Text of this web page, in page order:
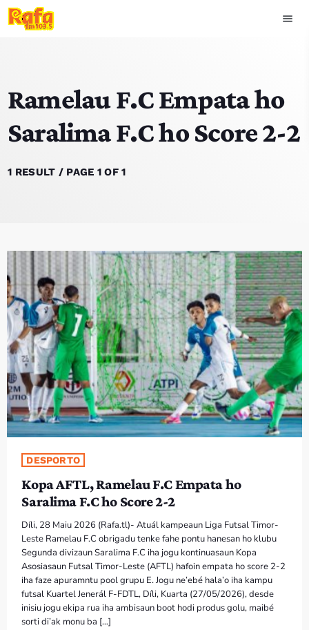
menu
play_arrow OUVIR RAFA
HOME
TOP 15
PODCAST SIRA
PROGRAMA SIRA
VÍDEO SIRA
EVENTU SIRA
KONTAKTU SIRA
TÉTUM
TÉTUM
PORTUGUÊS
PRÓXIMOS PROGRAMAS
Ramelau F.C Empata ho
Saralima F.C ho Score 2-2
1 RESULT / PAGE 1 OF 1
DESPORTO
Kopa AFTL, Ramelau F.C Empata ho
Saralima F.C ho Score 2-2
Díli, 28 Maiu 2026 (Rafa.tl)- Atuál kampeaun Liga Futsal Timor-
Leste Ramelau F.C obrigadu tenke fahe pontu hanesan ho klubu
Segunda divizaun Saralima F.C iha jogu kontinuasaun Kopa
Asosiasaun Futsal Timor-Leste (AFTL) hafoin empata ho score 2-2
iha faze apuramntu pool grupu E. Jogu ne’ebé hala’o iha kampu
futsal Kuartel Jenerál F-FDTL, Díli, Kuarta (27/05/2026), desde
inisiu jogu ekipa rua iha ambisaun boot hodi produs golu, maibé
sorti di’ak monu ba […]